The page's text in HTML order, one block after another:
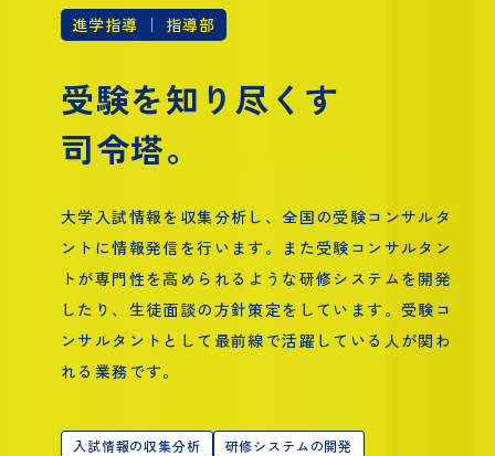
進学指導 ｜ 指導部
受験を知り尽くす
司令塔。
大学入試情報を収集分析し、全国の受験コンサルタ
ントに情報発信を行います。また受験コンサルタン
トが専門性を高められるような研修システムを開発
したり、生徒面談の方針策定をしています。受験コ
ンサルタントとして最前線で活躍している人が関わ
れる業務です。
入試情報の収集分析
研修システムの開発